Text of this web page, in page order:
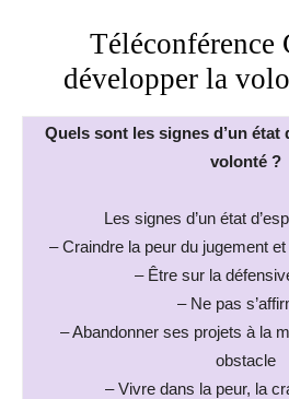
Téléconférence
développer la
Quels sont les signes d’un état
volonté ?
Les signes d’un état
– Craindre la peur du jugement
– Être sur la
– Ne pas
– Abandonner ses projets à la
obstacle
– Vivre dans la peur, la